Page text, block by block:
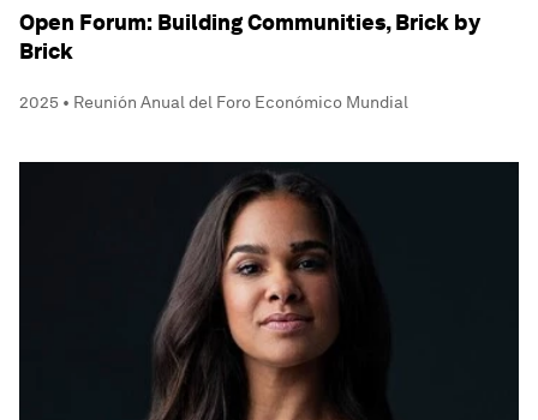
Open Forum: Building Communities, Brick by
Brick
2025 • Reunión Anual del Foro Económico Mundial